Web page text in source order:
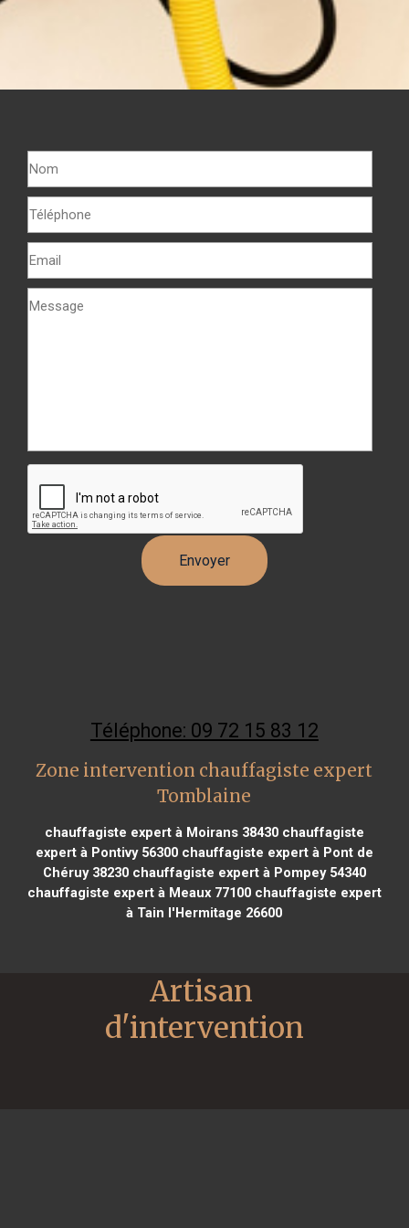
Téléphone: 09 72 15 83 12
Zone intervention chauffagiste expert
Tomblaine
chauffagiste expert à Moirans 38430chauffagiste
expert à Pontivy 56300chauffagiste expert à Pont de
Chéruy 38230chauffagiste expert à Pompey 54340
chauffagiste expert à Meaux 77100chauffagiste expert
à Tain l'Hermitage 26600
Artisan
d'intervention